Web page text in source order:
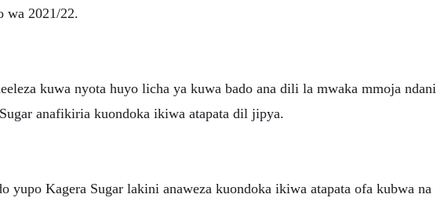
wa 2021/22.
kuwa nyota huyo licha ya kuwa bado ana dili la mwaka mmoja ndani
anafikiria kuondoka ikiwa atapata dil jipya.
yupo Kagera Sugar lakini anaweza kuondoka ikiwa atapata ofa kubwa na